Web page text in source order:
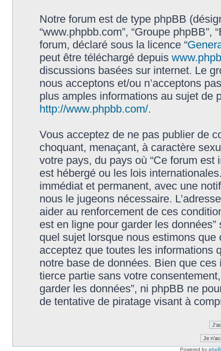
Notre forum est de type phpBB
“www.phpbb.com”, “Groupe
forum, déclaré sous la licence “
peut être téléchargé depuis
discussions basées sur internet. Le
nous acceptons et/ou n’acceptons
plus amples informations au sujet de
http://www.phpbb.com/.
Vous acceptez de ne pas publier de
choquant, menaçant, à caractère
votre pays, du pays où “Ce forum
est hébergé ou les lois
immédiat et permanent, avec une
nous le jugeons nécessaire.
aider au renforcement de ces
est en ligne pour garder les
quel sujet lorsque nous estimons
acceptez que toutes les informations
notre base de données. Bien que
tierce partie sans votre
garder les données”, ni phpBB ne
de tentative de piratage visant à
Powered by